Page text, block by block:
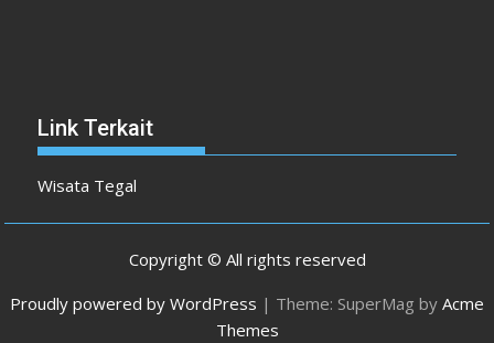
Link Terkait
Wisata Tegal
Copyright © All rights reserved
Proudly powered by WordPress | Theme: SuperMag by Acme
Themes